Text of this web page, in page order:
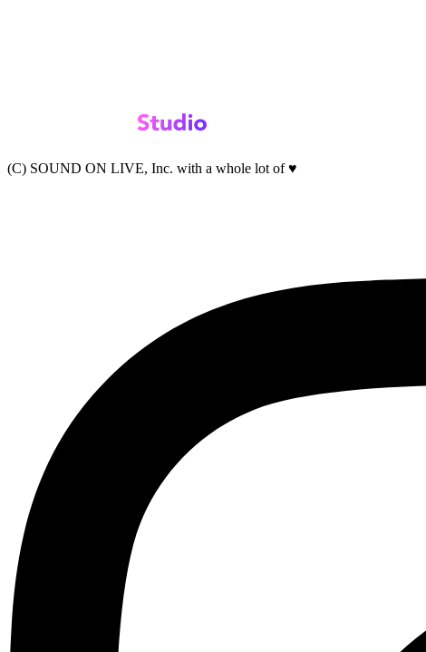
(C) SOUND ON LIVE, Inc. with a whole lot of ♥